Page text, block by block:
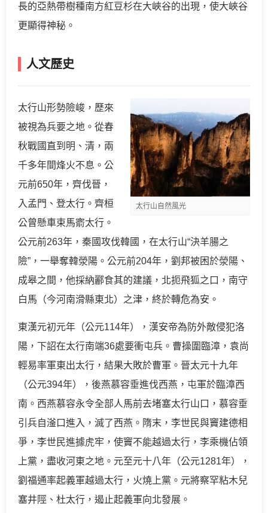
長的亞熱帶樹種南方紅豆杉在大峽谷的出現，使大峽谷
更顯得神秘。
人文歷史
太行山自然風光
太行山形勢險峻，歷來
被視為兵要之地。從春
秋戰國直到明、清，兩
千多年間烽火不息。公
元前650年，齊伐晉，
入孟門、登太行。齊桓
公曾懸車束馬窬太行。
公元前263年，秦國攻伐韓國，在太行山“決羊腸之
險”，一舉奪韓滎陽。公元前204年，劉邦被困於滎陽、
成皋之間，他採納酈食其的建議，北扼飛狐之口，南守
白馬（今河南滑縣東北）之津，終於轉危為安。
東漢元初元年（公元114年），漢安帝為防外敵侵犯洛
陽，下詔在太行南端36處要衝屯兵。曹操圍臨漳，袁尚
輕易率軍東出太行，結果大敗於曹軍。晉太元十九年
（公元394年），後燕慕容垂進伐西燕，屯軍於臨漳西
南。西燕慕容永令全部人馬前去堵塞太行山口，慕容垂
引兵自滏口進入，滅了西燕。隋末，李世民與竇建德相
爭，李世民進據虎牢，使竇不能越過太行，李乘機佔領
上黨，盡收河東之地。元至元十八年（公元1281年），
劉福通率起義軍越過太行，火燒上黨。元將察罕粘木兒
塞井陘、杜太行，遏止起義軍向北發展。